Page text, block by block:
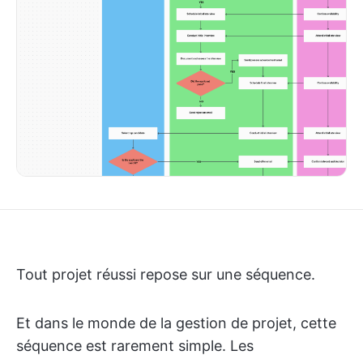
Tout projet réussi repose sur une séquence.
Et dans le monde de la gestion de projet, cette
séquence est rarement simple. Les